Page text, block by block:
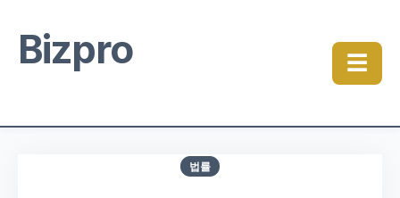
Bizpro ☰
법률